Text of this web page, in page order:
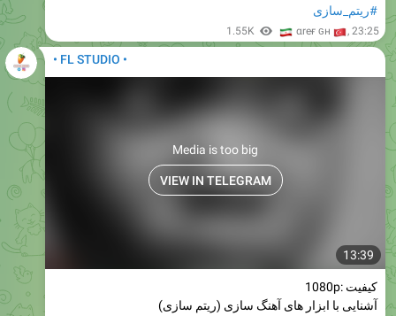
#ریتم_سازی
1.55K αreғ ɢн , 23:25
• FL STUDIO •
13:39
Media is too big
VIEW IN TELEGRAM
کیفیت :1080p
آشنایی با ابزار های آهنگ سازی (ریتم سازی)